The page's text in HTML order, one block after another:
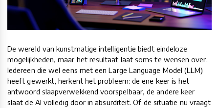
De wereld van kunstmatige intelligentie biedt eindeloze
mogelijkheden, maar het resultaat laat soms te wensen over.
Iedereen die wel eens met een Large Language Model (LLM)
heeft gewerkt, herkent het probleem: de ene keer is het
antwoord slaapverwekkend voorspelbaar, de andere keer
slaat de AI volledig door in absurditeit. Of de situatie nu vraagt